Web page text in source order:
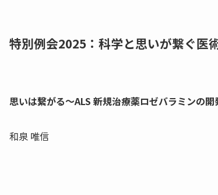
特別例会2025：科学と思いが繋ぐ医
思いは繋がる～ALS 新規治療薬ロゼバラミンの開
和泉 唯信